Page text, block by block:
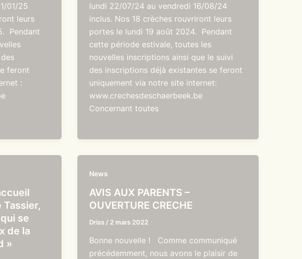
01/25
leurs
Pendant
feront
:
lundi 22/07/24 au vendredi 16/08/24
inclus. Nos 18 crèches rouvriront leurs
portes le lundi 19 août 2024. Pendant
cette période estivale, toutes les
nouvelles inscriptions ainsi que le suivi
des inscriptions déjà existantes se feront
uniquement via notre site internet:
www.crechesdeschaerbeek.be
Concernant toutes
Tassier,
se
de la
»
News
AVIS AUX PARENTS –
OUVERTURE CRECHE
Driss / 2 mars 2022
Bonne nouvelle ! Comme communiqué
précédemment, nous avons le plaisir de